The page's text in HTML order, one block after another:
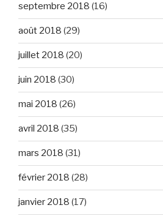
septembre 2018 (16)
août 2018 (29)
juillet 2018 (20)
juin 2018 (30)
mai 2018 (26)
avril 2018 (35)
mars 2018 (31)
février 2018 (28)
janvier 2018 (17)